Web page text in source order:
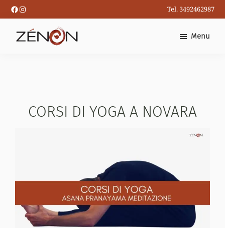
Passa
al
contenuto
Facebook
Instagram Tel. 3492462987
Menu
CORSI DI YOGA A NOVARA